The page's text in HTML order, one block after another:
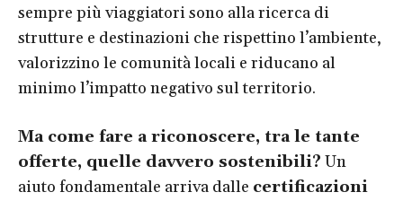
sempre più viaggiatori sono alla ricerca di
strutture e destinazioni che rispettino l’ambiente,
valorizzino le comunità locali e riducano al
minimo l’impatto negativo sul territorio.
Ma come fare a riconoscere, tra le tante
offerte, quelle davvero sostenibili? Un
aiuto fondamentale arriva dalle certificazioni